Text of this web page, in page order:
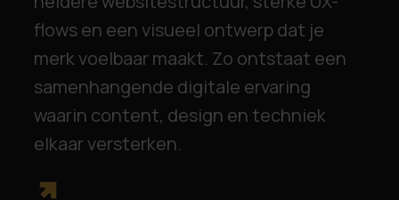
flows en een visueel ontwerp dat je
merk voelbaar maakt. Zo ontstaat een
samenhangende digitale ervaring
waarin content, design en techniek
elkaar versterken.